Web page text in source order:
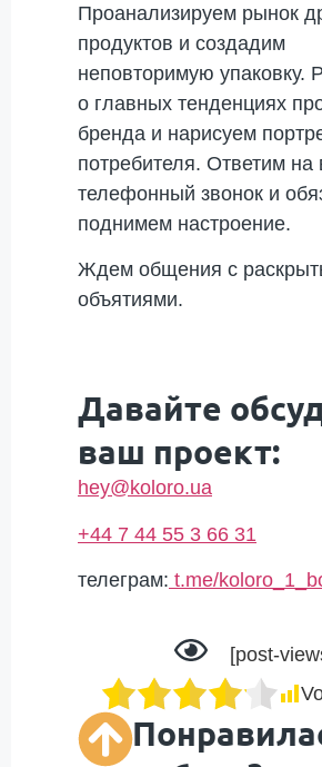
Проанализируем рынок
продуктов и создадим
неповторимую упаковку.
о главных тенденциях
бренда и нарисуем
потребителя. Ответим на
телефонный звонок и
поднимем настроение.
Ждем общения с
объятиями.
Давайте
ваш проект:
hey@koloro.ua
+44 7 44 55 3 66 31
телеграм: t.me/
[post-